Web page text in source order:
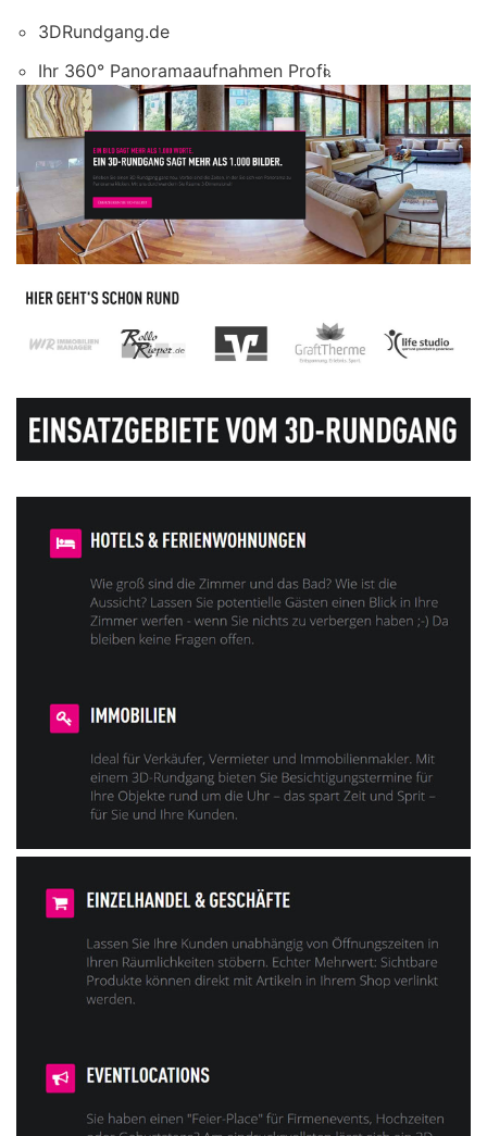
3DRundgang.de
Ihr 360° Panoramaaufnahmen Profi.